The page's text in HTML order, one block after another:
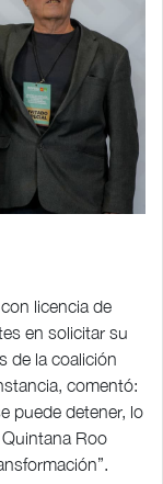
licencia de
en solicitar su
de la coalición
comentó:
puede detener, lo
Roo